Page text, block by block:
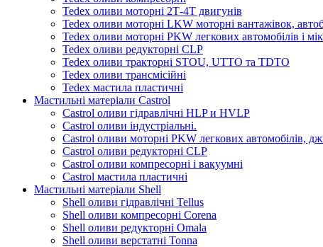
Tedex оливи моторні 2Т-4Т двигунів
Tedex оливи моторні LKW моторні вантажівок,
Tedex оливи моторні PKW легкових автомобілів і
Tedex оливи редукторні CLP
Tedex оливи тракторні STOU, UTTO та TDTO
Tedex оливи трансмісійні
Tedex мастила пластичні
Мастильні матеріали Castrol
Castrol оливи гідравлічні HLP и HVLP
Castrol оливи індустріальні.
Castrol оливи моторні PKW легкових автомобілів,
Castrol оливи редукторні CLP
Castrol оливи компресорні і вакуумні
Castrol мастила пластичні
Мастильні матеріали Shell
Shell оливи гідравлічні Tellus
Shell оливи компресорні Corena
Shell оливи редукторні Omala
Shell оливи верстатні Tonna